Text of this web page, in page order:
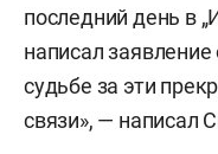
последний день в
написал
судьбе за эти
связи», — написал